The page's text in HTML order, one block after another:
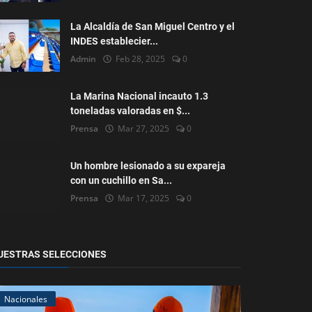
La Alcaldía de San Miguel Centro y el
INDES establecier...
Admin Feb 28, 2025 0
La Marina Nacional incauto 1.3
toneladas valoradas en $...
Prensa Mar 27, 2025 0
Un hombre lesionado a su expareja
con un cuchillo en Sa...
Prensa Mar 17, 2025 0
SELECCIONES
Nacionales